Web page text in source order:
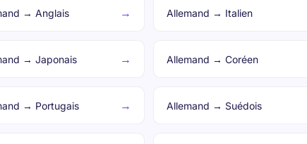
→ Anglais → Allemand → Italien
→ Japonais → Allemand → Coréen
→ Portugais → Allemand → Suédois